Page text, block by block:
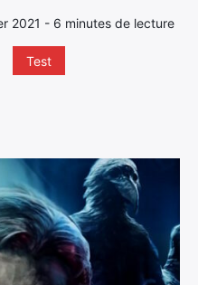
2021 - 6 minutes de lecture
Test